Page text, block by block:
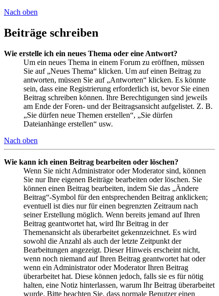
Nach oben
Beiträge schreiben
Wie erstelle ich ein neues Thema oder eine Antwort?
Um ein neues Thema in einem Forum zu eröffnen, müssen
Sie auf „Neues Thema“ klicken. Um auf einen Beitrag zu
antworten, müssen Sie auf „Antworten“ klicken. Es könnte
sein, dass eine Registrierung erforderlich ist, bevor Sie einen
Beitrag schreiben können. Ihre Berechtigungen sind jeweils
am Ende der Foren- und der Beitragsansicht aufgelistet. Z. B.
„Sie dürfen neue Themen erstellen“, „Sie dürfen
Dateianhänge erstellen“ usw.
Nach oben
Wie kann ich einen Beitrag bearbeiten oder löschen?
Wenn Sie nicht Administrator oder Moderator sind, können
Sie nur Ihre eigenen Beiträge bearbeiten oder löschen. Sie
können einen Beitrag bearbeiten, indem Sie das „Ändere
Beitrag“-Symbol für den entsprechenden Beitrag anklicken;
eventuell ist dies nur für einen begrenzten Zeitraum nach
seiner Erstellung möglich. Wenn bereits jemand auf Ihren
Beitrag geantwortet hat, wird Ihr Beitrag in der
Themenansicht als überarbeitet gekennzeichnet. Es wird
sowohl die Anzahl als auch der letzte Zeitpunkt der
Bearbeitungen angezeigt. Dieser Hinweis erscheint nicht,
wenn noch niemand auf Ihren Beitrag geantwortet hat oder
wenn ein Administrator oder Moderator Ihren Beitrag
überarbeitet hat. Diese können jedoch, falls sie es für nötig
halten, eine Notiz hinterlassen, warum Ihr Beitrag überarbeitet
wurde. Bitte beachten Sie, dass normale Benutzer einen